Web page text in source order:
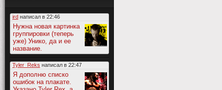
ird написал в 22:46
Нужна новая картинка
группировки (теперь
уже) Унико, да и ее
название.
Tyler_Reks написал в 22:47
Я дополню списко
ошибок на плакате.